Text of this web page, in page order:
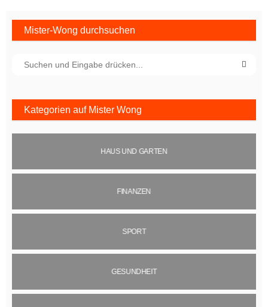
Mister-Wong durchsuchen
Kategorien auf Mister Wong
HAUS UND GARTEN
FINANZEN
SPORT
GESUNDHEIT